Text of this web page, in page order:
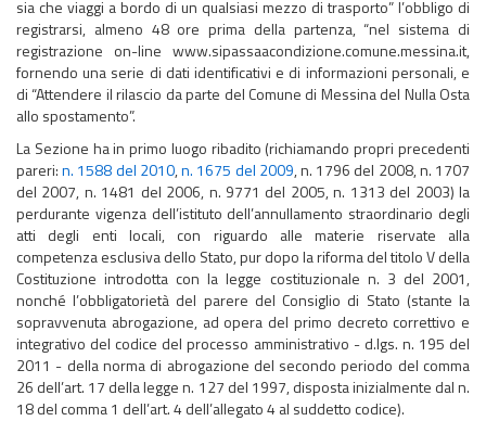
sia che viaggi a bordo di un qualsiasi mezzo di trasporto” l’obbligo di
registrarsi, almeno 48 ore prima della partenza, “nel sistema di
registrazione on-line www.sipassaacondizione.comune.messina.it,
fornendo una serie di dati identificativi e di informazioni personali, e
di “Attendere il rilascio da parte del Comune di Messina del Nulla Osta
allo spostamento”.
La Sezione ha in primo luogo ribadito (richiamando propri precedenti
pareri:n. 1588 del 2010,n. 1675 del 2009, n. 1796 del 2008, n. 1707
del 2007, n. 1481 del 2006, n. 9771 del 2005, n. 1313 del 2003) la
perdurante vigenza dell’istituto dell’annullamento straordinario degli
atti degli enti locali, con riguardo alle materie riservate alla
competenza esclusiva dello Stato, pur dopo la riforma del titolo V della
Costituzione introdotta con la legge costituzionale n. 3 del 2001,
nonché l’obbligatorietà del parere del Consiglio di Stato (stante la
sopravvenuta abrogazione, ad opera del primo decreto correttivo e
integrativo del codice del processo amministrativo - d.lgs. n. 195 del
2011 - della norma di abrogazione del secondo periodo del comma
26 dell’art. 17 della legge n. 127 del 1997, disposta inizialmente dal n.
18 del comma 1 dell’art. 4 dell’allegato 4 al suddetto codice).